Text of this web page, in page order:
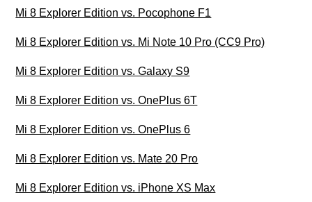
Mi 8 Explorer Edition vs. Pocophone F1
Mi 8 Explorer Edition vs. Mi Note 10 Pro (CC9 Pro)
Mi 8 Explorer Edition vs. Galaxy S9
Mi 8 Explorer Edition vs. OnePlus 6T
Mi 8 Explorer Edition vs. OnePlus 6
Mi 8 Explorer Edition vs. Mate 20 Pro
Mi 8 Explorer Edition vs. iPhone XS Max